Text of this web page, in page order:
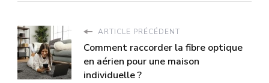
ARTICLE PRÉCÉDENT
Comment raccorder la fibre optique
en aérien pour une maison
individuelle ?